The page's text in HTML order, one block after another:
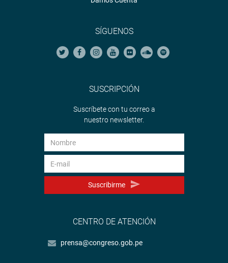
SÍGUENOS
SUSCRIPCIÓN
Suscríbete con tu correo a
nuestro newsletter.
Suscribirme
CENTRO DE ATENCIÓN
prensa@congreso.gob.pe